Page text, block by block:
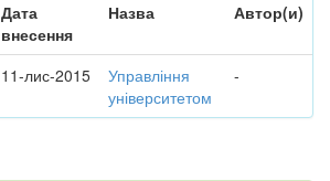
Дата
внесення
Назва Автор(и)
11-лис-2015
Управління
університетом
-